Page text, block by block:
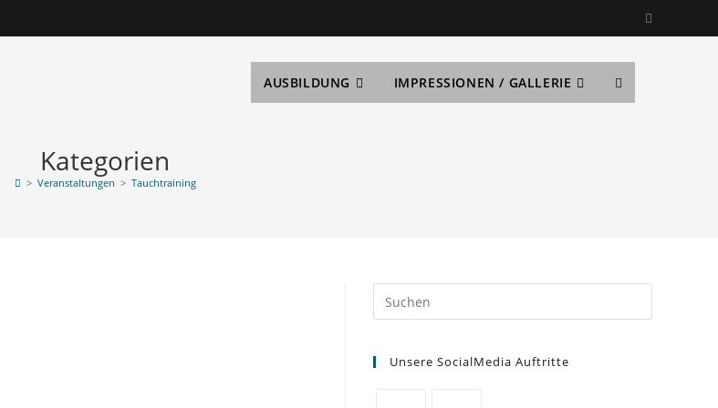
AUSBILDUNG IMPRESSIONEN / GALLERIE
Kategorien
> Veranstaltungen > Tauchtraining
Unsere SocialMedia Auftritte